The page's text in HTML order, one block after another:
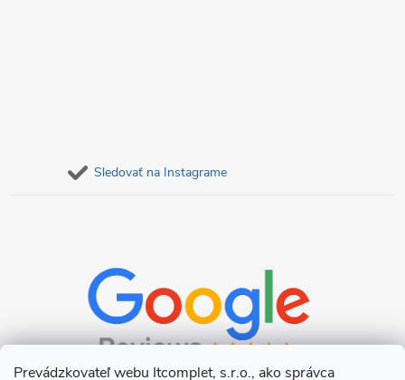
Prevádzkovateľ webu Itcomplet, s.r.o., ako správca
Sledovať na Instagrame